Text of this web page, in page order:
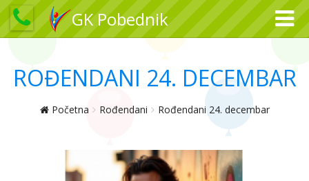
GK Pobednik
ROĐENDANI 24. DECEMBAR
Početna Rođendani Rođendani 24. decembar